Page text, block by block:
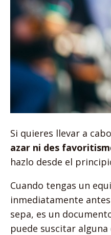
Si quieres llevar a
azar ni des
hazlo desde el
Cuando tengas un
inmediatamente
sepa, es un
puede suscitar